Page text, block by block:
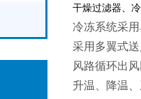
干燥过滤器、
冷冻系统采
采用多翼式
风路循环出
升温、降温